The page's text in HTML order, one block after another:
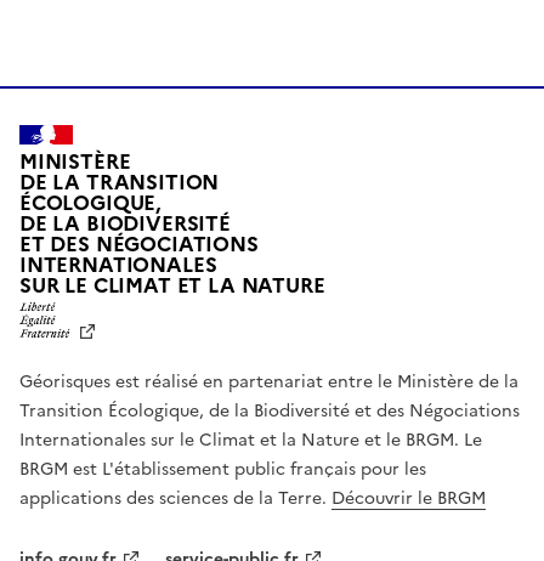
MINISTÈRE
DE LA TRANSITION
ÉCOLOGIQUE,
DE LA BIODIVERSITÉ
ET DES NÉGOCIATIONS
INTERNATIONALES
SUR LE CLIMAT ET LA NATUREL
T
É
,
É
G
A
L
Géorisques est réalisé en partenariat entre le Ministère de la
Transition Écologique, de la Biodiversité et des Négociations
Internationales sur le Climat et la Nature et le BRGM. Le
BRGM est L'établissement public français pour les
applications des sciences de la Terre. Découvrir le BRGM